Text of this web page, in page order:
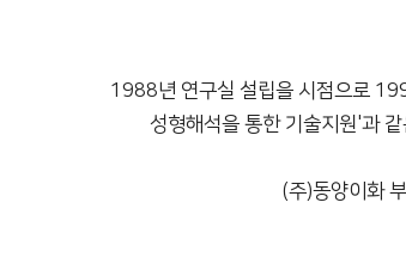
1988년 연구실 설립을 시점으로
성형해석을 통한 기술지원'과
(주)동양이화